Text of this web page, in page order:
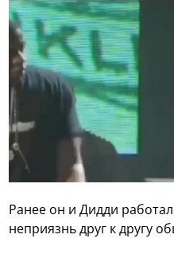
Ранее он и Дидди
неприязнь друг к другу